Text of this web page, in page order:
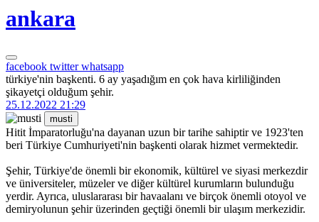
ankara
facebook twitterwhatsapp
türkiye'nin başkenti. 6 ay yaşadığım en çok hava kirliliğinden
şikayetçi olduğum şehir.
25.12.2022 21:29
musti
Hitit İmparatorluğu'na dayanan uzun bir tarihe sahiptir ve 1923'ten
beri Türkiye Cumhuriyeti'nin başkenti olarak hizmet vermektedir.
Şehir, Türkiye'de önemli bir ekonomik, kültürel ve siyasi merkezdir
ve üniversiteler, müzeler ve diğer kültürel kurumların bulunduğu
yerdir. Ayrıca, uluslararası bir havaalanı ve birçok önemli otoyol ve
demiryolunun şehir üzerinden geçtiği önemli bir ulaşım merkezidir.